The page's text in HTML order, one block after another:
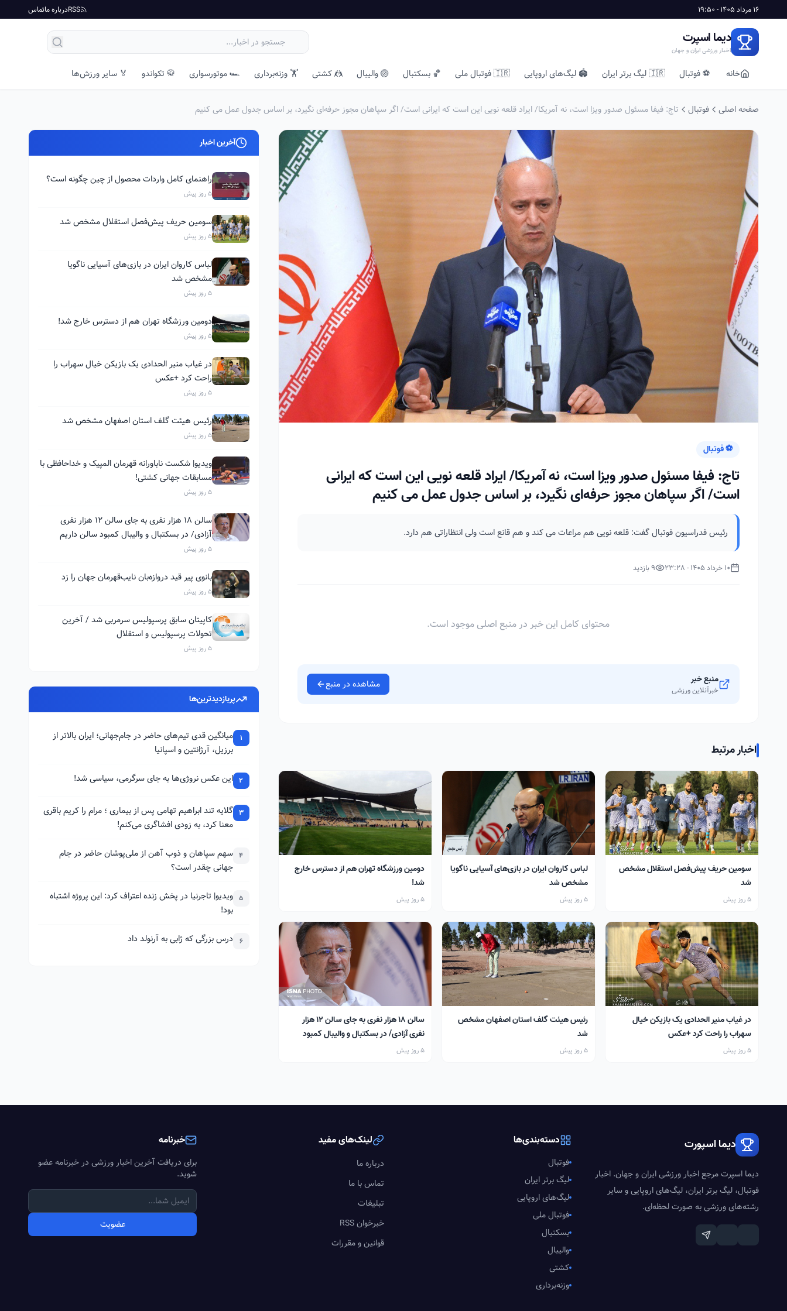
16 مرداد 1405 - 19:50 RSSدرباره ماتماس
دیما اسپرت
اخبار ورزشی ایران و جهان
خانه ⚽ فوتبال 🇮🇷 لیگ برتر ایران 🏟️ لیگ‌های اروپایی 🇮🇷 فوتبال ملی 🏀 بسکتبال 🏐 والیبال 🤼 کشتی 🏋️ وزنه‌برداری 🏎️ موتورسواری 🥋 تکواندو 🏅 سایر ورزش‌ها
صفحه اصلی فوتبال تاج: فیفا مسئول صدور ویزا است، نه آمریکا/ ایراد قلعه نویی این است که ایرانی است/ اگر سپاهان مجوز حرفه‌ای نگیرد، بر اساس جدول عمل می کنیم
⚽ فوتبال
تاج: فیفا مسئول صدور ویزا است، نه آمریکا/ ایراد قلعه نویی این است که ایرانی
است/ اگر سپاهان مجوز حرفه‌ای نگیرد، بر اساس جدول عمل می کنیم
رئیس فدراسیون فوتبال گفت: قلعه نویی هم مراعات می کند و هم قانع است ولی انتظاراتی هم دارد.
10 خرداد 1405 - 23:28 9 بازدید
محتوای کامل این خبر در منبع اصلی موجود است.
منبع خبر
خبرآنلاین ورزشی مشاهده در منبع
اخبار مرتبط
سومین حریف پیش‌فصل استقلال مشخص
شد
5 روز پیش
لباس کاروان ایران در بازی‌های آسیایی ناگویا
مشخص شد
5 روز پیش
دومین ورزشگاه تهران هم از دسترس خارج
شد!
5 روز پیش
در غیاب منیر الحدادی یک بازیکن خیال
سهراب را راحت کرد +عکس
5 روز پیش
رئیس هیئت گلف استان اصفهان مشخص
شد
5 روز پیش
سالن ۱۸ هزار نفری به جای سالن ۱۲ هزار
نفری آزادی/ در بسکتبال و والیبال کمبود
سالن داریم
5 روز پیش
آخرین اخبار
راهنمای کامل واردات محصول از چین چگونه است؟
5 روز پیش
سومین حریف پیش‌فصل استقلال مشخص شد
5 روز پیش
لباس کاروان ایران در بازی‌های آسیایی ناگویا
مشخص شد
5 روز پیش
دومین ورزشگاه تهران هم از دسترس خارج شد!
5 روز پیش
در غیاب منیر الحدادی یک بازیکن خیال سهراب را
راحت کرد +عکس
5 روز پیش
رئیس هیئت گلف استان اصفهان مشخص شد
5 روز پیش
ویدیو| شکست ناباورانه قهرمان المپیک و خداحافظی با
مسابقات جهانی کشتی!
5 روز پیش
سالن ۱۸ هزار نفری به جای سالن ۱۲ هزار نفری
آزادی/ در بسکتبال و والیبال کمبود سالن داریم
5 روز پیش
بانوی پیر قید دروازه‌بان نایب‌قهرمان جهان را زد
5 روز پیش
کاپیتان سابق پرسپولیس سرمربی شد / آخرین
تحولات پرسپولیس و استقلال
5 روز پیش
پربازدیدترین‌ها
1
میانگین قدی تیم‌های حاضر در جام‌جهانی؛ ایران بالاتر از
برزیل، آرژانتین و اسپانیا
2 این عکس نروژی‌ها به جای سرگرمی، سیاسی شد!
3 گلایه تند ابراهیم تهامی پس از بیماری ؛ مرام را کریم باقری
معنا کرد، به زودی افشاگری می‌کنم!
4 سهم سپاهان و ذوب آهن از ملی‌پوشان حاضر در جام
جهانی چقدر است؟
5 ویدیو| تاجرنیا در پخش زنده اعتراف کرد: این پروژه اشتباه
بود!
6 درس بزرگی که ژابی به آرنولد داد
دیما اسپورت
دیما اسپرت مرجع اخبار ورزشی ایران و جهان. اخبار
فوتبال، لیگ برتر ایران، لیگ‌های اروپایی و سایر
رشته‌های ورزشی به صورت لحظه‌ای.
دسته‌بندی‌ها
فوتبال
لیگ برتر ایران
لیگ‌های اروپایی
فوتبال ملی
بسکتبال
والیبال
کشتی
وزنه‌برداری
لینک‌های مفید
درباره ما
تماس با ما
تبلیغات
خبرخوان RSS
قوانین و مقررات
خبرنامه
برای دریافت آخرین اخبار ورزشی در خبرنامه عضو
شوید.
عضویت